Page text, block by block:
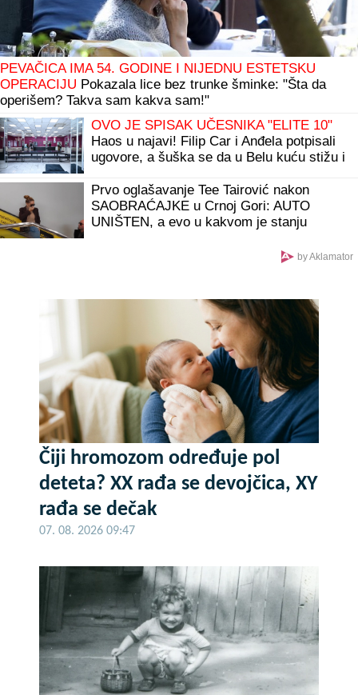
PEVAČICA IMA 54. GODINE I NIJEDNU ESTETSKU
OPERACIJU Pokazala lice bez trunke šminke: "Šta da
operišem? Takva sam kakva sam!"
OVO JE SPISAK UČESNIKA "ELITE 10"
Haos u najavi! Filip Car i Anđela potpisali
ugovore, a šuška se da u Belu kuću stižu i
Prvo oglašavanje Tee Tairović nakon
SAOBRAĆAJKE u Crnoj Gori: AUTO
UNIŠTEN, a evo u kakvom je stanju
by Aklamator
Čiji hromozom određuje pol
deteta? XX rađa se devojčica, XY
rađa se dečak
07. 08. 2026 09:47